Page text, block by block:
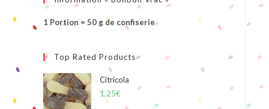
1 Portion = 50 g de confiserie
Top Rated Products
Citricola
1,25€